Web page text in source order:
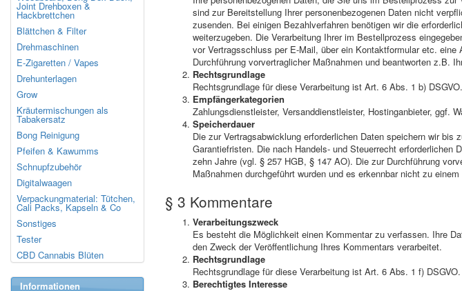
sind zur Bereitstellung Ihrer personenbezogenen Daten nicht
zusenden. Bei einigen Bezahlverfahren benötigen wir die
weiterzugeben. Die Verarbeitung Ihrer im Bestellprozess
vor Vertragsschluss per E-Mail, über ein Kontaktformular etc.
Durchführung vorvertraglicher Maßnahmen und beantworten z.B.
Rechtsgrundlage
Rechtsgrundlage für diese Verarbeitung ist Art. 6 Abs. 1 b) DSGVO.
Empfängerkategorien
Zahlungsdienstleister, Versanddienstleister, Hostinganbieter, ggf.
Speicherdauer
Die zur Vertragsabwicklung erforderlichen Daten speichern wir
Garantiefristen. Die nach Handels- und Steuerrecht
zehn Jahre (vgl. § 257 HGB, § 147 AO). Die zur Durchführung
Maßnahmen durchgeführt wurden und es erkennbar nicht zu
§ 3 Kommentare
Verarbeitungszweck
Es besteht die Möglichkeit einen Kommentar zu verfassen. Ihre
den Zweck der Veröffentlichung Ihres Kommentars verarbeitet.
Rechtsgrundlage
Rechtsgrundlage für diese Verarbeitung ist Art. 6 Abs. 1 f) DSGVO.
Berechtigtes Interesse
Joint Drehboxen &
Hackbrettchen
Blättchen & Filter
Drehmaschinen
E-Zigaretten / Vapes
Drehunterlagen
Grow
Kräutermischungen als
Tabakersatz
Bong Reinigung
Pfeifen & Kawumms
Schnupfzubehör
Digitalwaagen
Verpackungmaterial: Tütchen,
Cali Packs, Kapseln & Co
Sonstiges
Tester
CBD Cannabis Blüten
Informationen